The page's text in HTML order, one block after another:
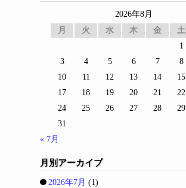
2026年8月
月
火 水 木 金 土
1
3
4 5 6 7 8
10
11 12 13 14 15
17
18 19 20 21 22
24
25 26 27 28 29
31
« 7月
月別アーカイブ
2026年7月 (1)